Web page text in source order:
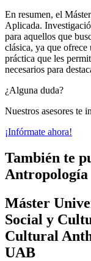
En resumen, el
Aplicada.
para aquellos que
clásica, ya que
práctica que les
necesarios para
¿Alguna duda?
Nuestros asesores te
¡Infórmate ahora!
También te
Antropología
Máster
Social y
Cultural
UAB